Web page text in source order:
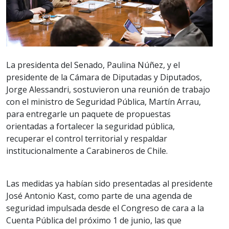
La presidenta del Senado, Paulina Núñez, y el
presidente de la Cámara de Diputadas y Diputados,
Jorge Alessandri, sostuvieron una reunión de trabajo
con el ministro de Seguridad Pública, Martín Arrau,
para entregarle un paquete de propuestas
orientadas a fortalecer la seguridad pública,
recuperar el control territorial y respaldar
institucionalmente a Carabineros de Chile.
Las medidas ya habían sido presentadas al presidente
José Antonio Kast, como parte de una agenda de
seguridad impulsada desde el Congreso de cara a la
Cuenta Pública del próximo 1 de junio, las que